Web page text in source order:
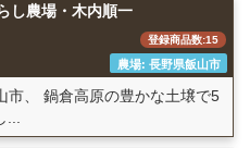
し農場・木内順一
登録商品数:15
農場: 長野県飯山市
市、 鍋倉高原の豊かな土壌で5